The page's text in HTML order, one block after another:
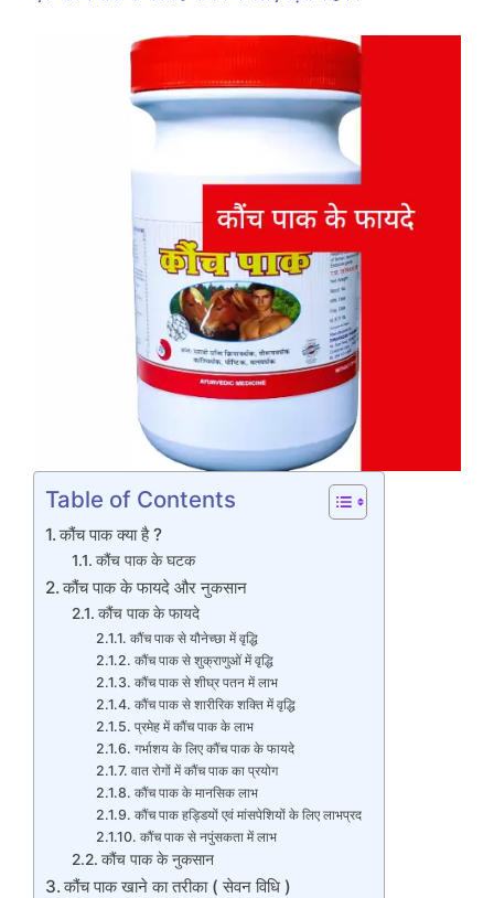
Table of Contents
कौंच पाक क्या है ?
कौंच पाक के घटक
कौंच पाक के फायदे और नुकसान
कौंच पाक के फायदे
कौंच पाक से यौनेच्छा में वृद्धि
कौंच पाक से शुक्राणुओं में वृद्धि
कौंच पाक से शीघ्र पतन में लाभ
कौंच पाक से शारीरिक शक्ति में वृद्धि
प्रमेह में कौंच पाक के लाभ
गर्भाशय के लिए कौंच पाक के फायदे
वात रोगों में कौंच पाक का प्रयोग
कौंच पाक के मानसिक लाभ
कौंच पाक हड्डियों एवं मांसपेशियों के लिए लाभप्रद
कौंच पाक से नपुंसकता में लाभ
कौंच पाक के नुकसान
कौंच पाक खाने का तरीका ( सेवन विधि )